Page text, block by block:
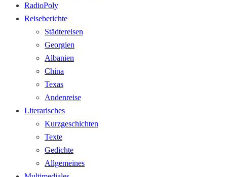
RadioPoly
Reiseberichte
Städtereisen
Georgien
Albanien
China
Texas
Andenreise
Literarisches
Kurzgeschichten
Texte
Gedichte
Allgemeines